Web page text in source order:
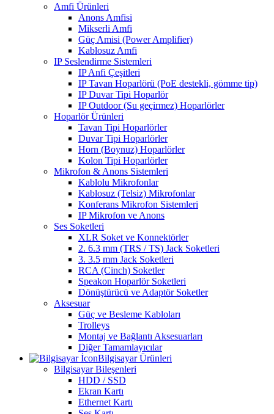
Amfi Ürünleri
Anons Amfisi
Mikserli Amfi
Güç Amisi (Power Amplifier)
Kablosuz Amfi
IP Seslendirme Sistemleri
IP Anfi Çeşitleri
IP Tavan Hoparlörü (PoE destekli, gömme tip)
IP Duvar Tipi Hoparlör
IP Outdoor (Su geçirmez) Hoparlörler
Hoparlör Ürünleri
Tavan Tipi Hoparlörler
Duvar Tipi Hoparlörler
Horn (Boynuz) Hoparlörler
Kolon Tipi Hoparlörler
Mikrofon & Anons Sistemleri
Kablolu Mikrofonlar
Kablosuz (Telsiz) Mikrofonlar
Konferans Mikrofon Sistemleri
IP Mikrofon ve Anons
Ses Soketleri
XLR Soket ve Konnektörler
2. 6.3 mm (TRS / TS) Jack Soketleri
3. 3.5 mm Jack Soketleri
RCA (Cinch) Soketler
Speakon Hoparlör Soketleri
Dönüştürücü ve Adaptör Soketler
Aksesuar
Güç ve Besleme Kabloları
Trolleys
Montaj ve Bağlantı Aksesuarları
Diğer Tamamlayıcılar
Bilgisayar Ürünleri
Bilgisayar Bileşenleri
HDD / SSD
Ekran Kartı
Ethernet Kartı